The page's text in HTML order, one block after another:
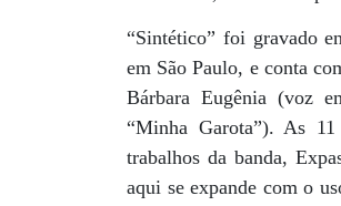
“Sintético” foi gravado
em São Paulo, e conta
Bárbara Eugênia (voz
“Minha Garota”). As
trabalhos da banda,
aqui se expande com o